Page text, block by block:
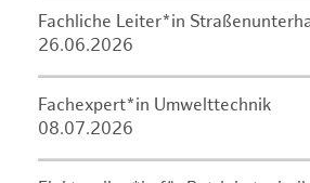
Fachliche Leiter*in
26.06.2026
Fachexpert*in Umwelttechnik
08.07.2026